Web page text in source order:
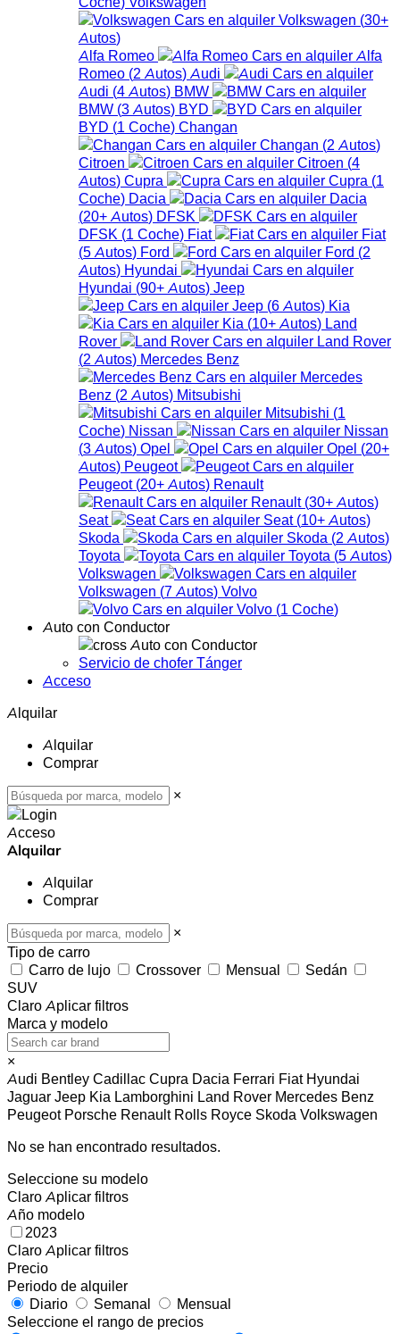
Volkswagen (30+
Autos)
Alfa Romeo
Alfa
Romeo (2 Autos) Audi
Audi (4 Autos) BMW
BMW (3 Autos) BYD
BYD (1 Coche) Changan
Changan (2 Autos)
Citroen
Citroen (4
Autos) Cupra Cupra (1
Coche) Dacia
Dacia
(20+ Autos) DFSK
DFSK (1 Coche) Fiat
Fiat
(5 Autos) Ford Ford (2
Autos) Hyundai
Hyundai (90+ Autos) Jeep
Jeep (6 Autos) Kia
Kia (10+ Autos) Land
Rover
Land Rover
(2 Autos) Mercedes Benz
Mercedes
Benz (2 Autos) Mitsubishi
Mitsubishi (1
Coche) Nissan
Nissan
(3 Autos) Opel Opel (20+
Autos) Peugeot
Peugeot (20+ Autos) Renault
Renault (30+ Autos)
Seat
Seat (10+ Autos)
Skoda
Skoda (2 Autos)
Toyota
Toyota (5 Autos)
Volkswagen
Volkswagen (7 Autos) Volvo
Volvo (1 Coche)
Auto con Conductor
Auto con Conductor
Servicio de chofer Tánger
Acceso
Alquilar
Alquilar
Comprar
×
Acceso
Alquilar
Alquilar
Comprar
×
Tipo de carro
Carro de lujo
Crossover Mensual
Sedán
SUV
Claro Aplicar filtros
Marca y modelo
×
Audi Bentley Cadillac Cupra Dacia Ferrari Fiat Hyundai
Jaguar Jeep Kia Lamborghini Land Rover Mercedes Benz
Peugeot Porsche Renault Rolls Royce Skoda Volkswagen
No se han encontrado resultados.
Seleccione su modelo
Claro Aplicar filtros
Año modelo
2023
Claro Aplicar filtros
Precio
Periodo de alquiler
Diario
Semanal
Mensual
Seleccione el rango de precios